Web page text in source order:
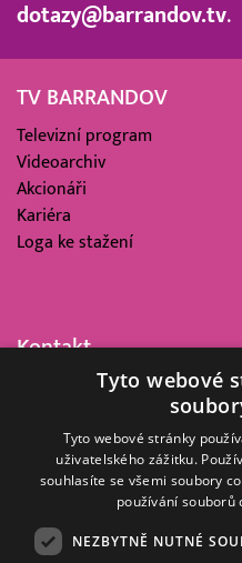
dotazy@barrandov.tv.
TV BARRANDOV
Televizní program
Videoarchiv
Akcionáři
Kariéra
Loga ke stažení
Kontakt
Barrandov Televizní Studio,
Kříženeckého nám. 322
152 00 Praha 5
IČ 416 93 311
Tyto webové
Tyto webové stránky
uživatelského zážitku.
souhlasíte se všemi soubory
používání souborů
NEZBYTNĚ NUTNÉ